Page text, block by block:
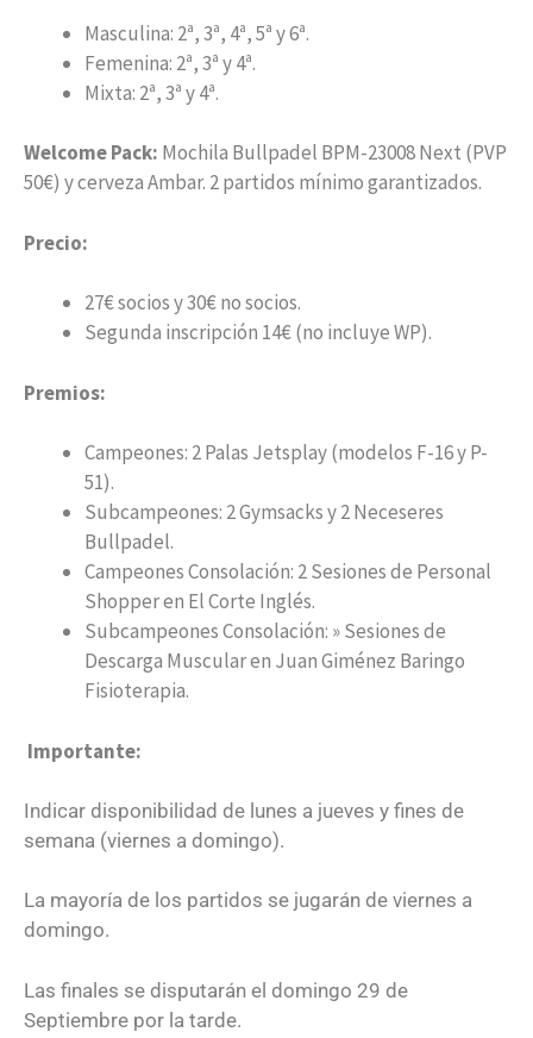
Masculina: 2ª, 3ª, 4ª, 5ª y 6ª.
Femenina: 2ª, 3ª y 4ª.
Mixta: 2ª, 3ª y 4ª.
Welcome Pack: Mochila Bullpadel BPM-23008 Next (PVP
50€) y cerveza Ambar. 2 partidos mínimo garantizados.
Precio:
27€ socios y 30€ no socios.
Segunda inscripción 14€ (no incluye WP).
Premios:
Campeones: 2 Palas Jetsplay (modelos F-16 y P-
51).
Subcampeones: 2 Gymsacks y 2 Neceseres
Bullpadel.
Campeones Consolación: 2 Sesiones de Personal
Shopper en El Corte Inglés.
Subcampeones Consolación: » Sesiones de
Descarga Muscular en Juan Giménez Baringo
Fisioterapia.
Importante:
Indicar disponibilidad de lunes a jueves y fines de
semana (viernes a domingo).
La mayoría de los partidos se jugarán de viernes a
domingo.
Las finales se disputarán el domingo 29 de
Septiembre por la tarde.